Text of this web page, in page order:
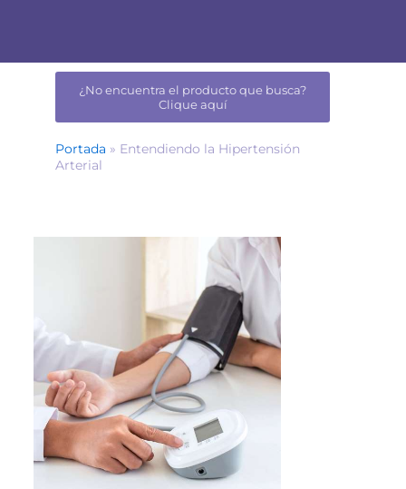
Portada » Entendiendo la Hipertensión
Arterial
¿No encuentra el producto que busca?
Clique aquí